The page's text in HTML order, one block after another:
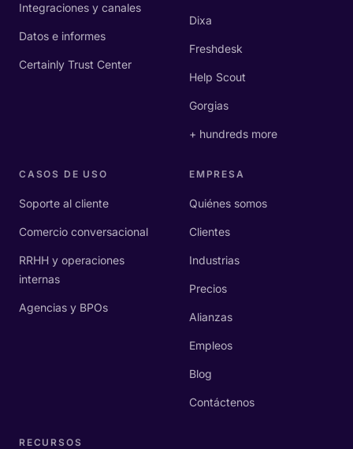
Integraciones y canales
Datos e informes
Certainly Trust Center
Dixa
Freshdesk
Help Scout
Gorgias
+ hundreds more
CASOS DE USO
Soporte al cliente
Comercio conversacional
RRHH y operaciones
internas
Agencias y BPOs
EMPRESA
Quiénes somos
Clientes
Industrias
Precios
Alianzas
Empleos
Blog
Contáctenos
RECURSOS